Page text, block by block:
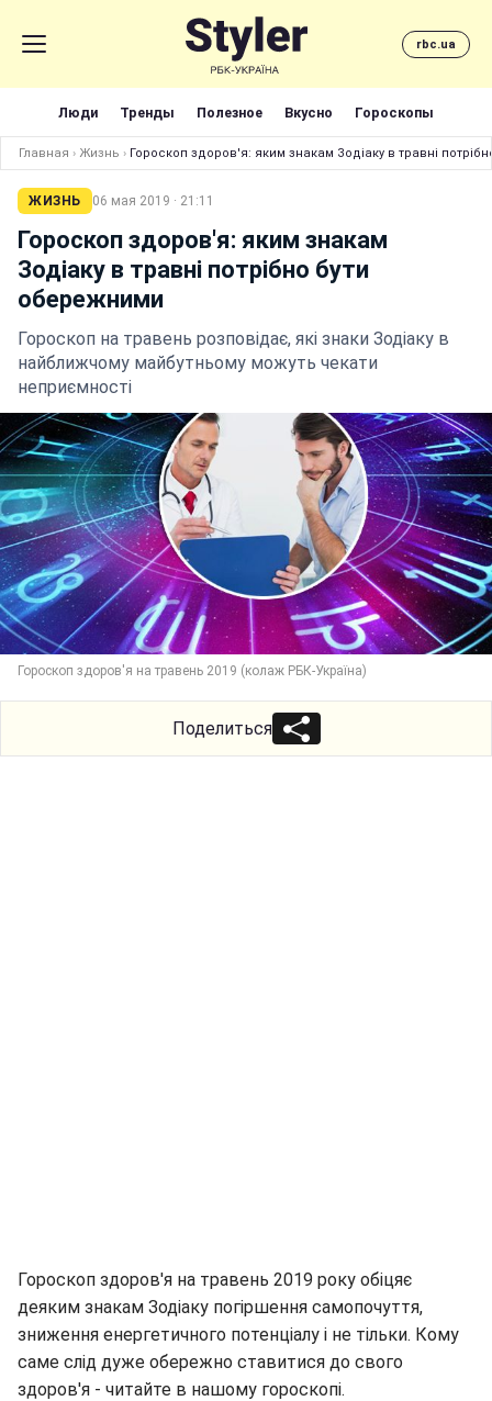
rbc.ua
Люди Тренды Полезное Вкусно Гороскопы
Главная › Жизнь › Гороскоп здоров'я: яким знакам Зодіаку в травні
ЖИЗНЬ 06 мая 2019 · 21:11
Гороскоп здоров'я: яким знакам
Зодіаку в травні потрібно бути
обережними
Гороскоп на травень розповідає, які знаки Зодіаку в
найближчому майбутньому можуть чекати
неприємності
Гороскоп здоров'я на травень 2019 (колаж РБК-Україна)
Поделиться
Гороскоп здоров'я на травень 2019 року обіцяє
деяким знакам Зодіаку погіршення самопочуття,
зниження енергетичного потенціалу і не тільки. Кому
саме слід дуже обережно ставитися до свого
здоров'я - читайте в нашому гороскопі.